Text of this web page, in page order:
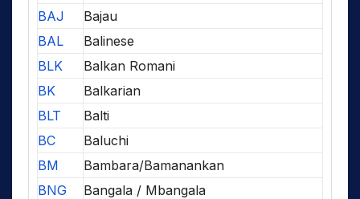
BAJ
Bajau
BAL
Balinese
BLK
Balkan Romani
BK
Balkarian
BLT
Balti
BC
Baluchi
BM
Bambara/Bamanankan
BNG
Bangala / Mbangala